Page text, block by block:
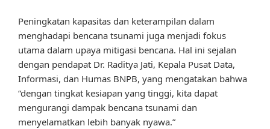
Peningkatan kapasitas dan keterampilan dalam
menghadapi bencana tsunami juga menjadi fokus
utama dalam upaya mitigasi bencana. Hal ini sejalan
dengan pendapat Dr. Raditya Jati, Kepala Pusat Data,
Informasi, dan Humas BNPB, yang mengatakan bahwa
“dengan tingkat kesiapan yang tinggi, kita dapat
mengurangi dampak bencana tsunami dan
menyelamatkan lebih banyak nyawa.”